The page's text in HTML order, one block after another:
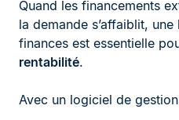
Quand les financements
la demande s’affaiblit,
finances est essentielle
rentabilité.
Avec un logiciel de